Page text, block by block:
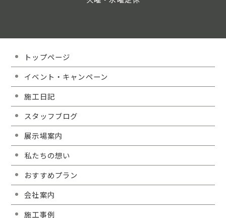
トップページ
イベント・キャンペーン
施工日記
スタッフブログ
展示場案内
私たちの想い
おすすめプラン
会社案内
施工事例